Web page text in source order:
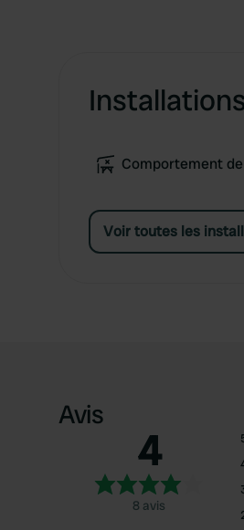
Comportement
Voir toutes les
Avis
4
8 avis